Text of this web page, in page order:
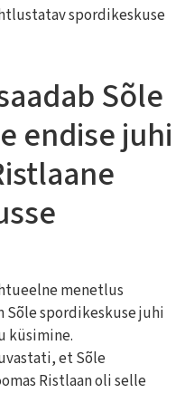
Sõle
endise juhi
menetlus
Sõle spordikeskuse juhi
küsimine.
et Sõle
Ristlaan oli selle
spordikeskuse